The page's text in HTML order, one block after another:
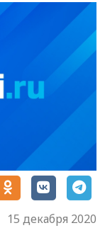
15 декабря 2020